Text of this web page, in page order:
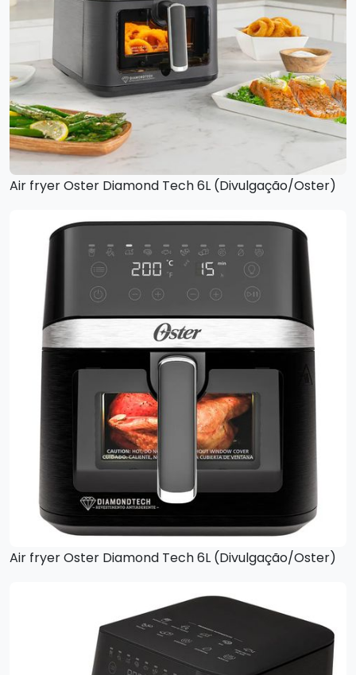
Air fryer Oster Diamond Tech 6L (Divulgação/Oster)
Air fryer Oster Diamond Tech 6L (Divulgação/Oster)